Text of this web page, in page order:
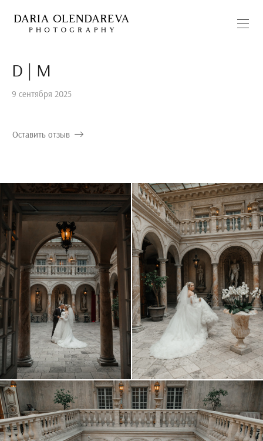
D | M
9 сентября 2025
Оставить отзыв